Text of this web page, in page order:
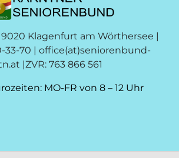
9020 Klagenfurt am Wörthersee |
33-70 | office(at)seniorenbund-
|ZVR: 763 866 561
MO-FR von 8 – 12 Uhr